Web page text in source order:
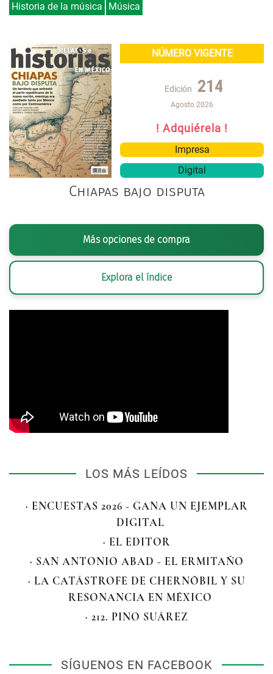
Historia de la música
Música
NÚMERO VIGENTE
Edición 214
Agosto 2026
! Adquiérela !
Impresa
Digital
Chiapas bajo disputa
Más opciones de compra
Explora el índice
LOS MÁS LEÍDOS
· ENCUESTAS 2026 - GANA UN EJEMPLAR
DIGITAL
· EL EDITOR
· SAN ANTONIO ABAD - EL ERMITAÑO
· LA CATÁSTROFE DE CHERNÓBIL Y SU
RESONANCIA EN MÉXICO
· 212. PINO SUÁREZ
SÍGUENOS EN FACEBOOK